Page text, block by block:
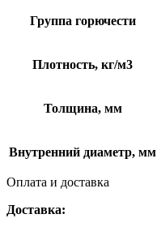
Группа горючести
Плотность, кг/м3
Толщина, мм
Внутренний диаметр, мм
Оплата и доставка
Доставка: